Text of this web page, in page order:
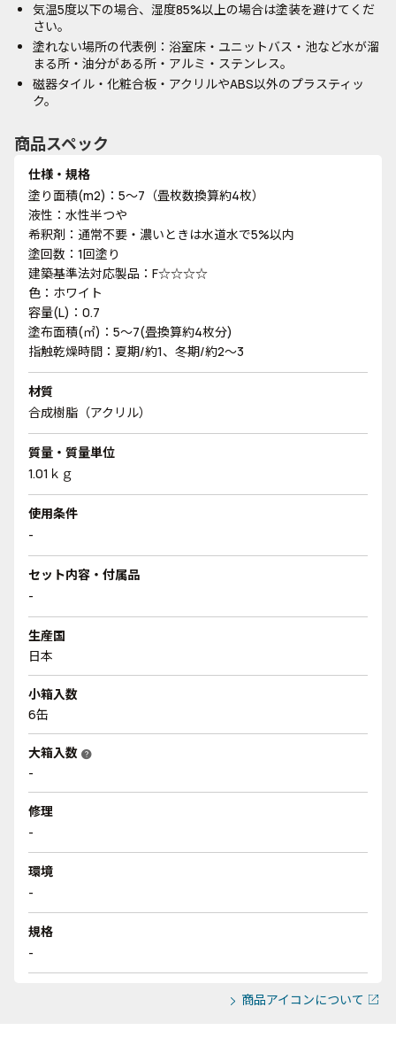
気温5度以下の場合、湿度85%以上の場合は塗装を避けてくだ
さい。
塗れない場所の代表例：浴室床・ユニットバス・池など水が溜
まる所・油分がある所・アルミ・ステンレス。
磁器タイル・化粧合板・アクリルやABS以外のプラスティッ
ク。
商品スペック
仕様・規格
塗り面積(m2)：5～7（畳枚数換算約4枚）
液性：水性半つや
希釈剤：通常不要・濃いときは水道水で5%以内
塗回数：1回塗り
建築基準法対応製品：F☆☆☆☆
色：ホワイト
容量(L)：0.7
塗布面積(㎡)：5～7(畳換算約4枚分)
指触乾燥時間：夏期/約1、冬期/約2～3
材質
合成樹脂（アクリル）
質量・質量単位
1.01ｋｇ
使用条件
-
セット内容・付属品
-
生産国
日本
小箱入数
6缶
大箱入数 help
-
修理
-
環境
-
規格
-
商品アイコンについて